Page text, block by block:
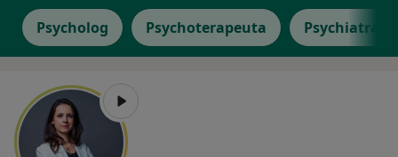
Psycholog Psychoterapeuta Psychiatra